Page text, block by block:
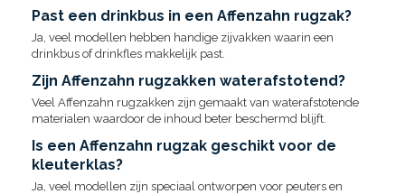
Past een drinkbus in een Affenzahn rugzak?
Ja, veel modellen hebben handige zijvakken waarin een
drinkbus of drinkfles makkelijk past.
Zijn Affenzahn rugzakken waterafstotend?
Veel Affenzahn rugzakken zijn gemaakt van waterafstotende
materialen waardoor de inhoud beter beschermd blijft.
Is een Affenzahn rugzak geschikt voor de
kleuterklas?
Ja, veel modellen zijn speciaal ontworpen voor peuters en